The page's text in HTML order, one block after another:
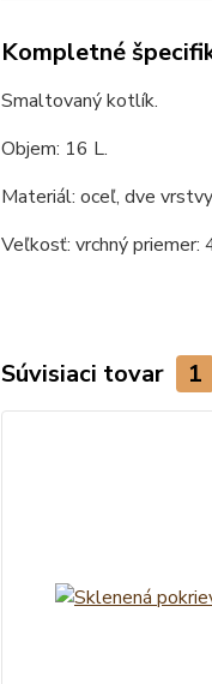
Kompletné
Smaltovaný kotlík.
Objem: 16 L.
Materiál: oceľ, dve
Veľkosť: vrchný priemer:
Súvisiaci tovar 1